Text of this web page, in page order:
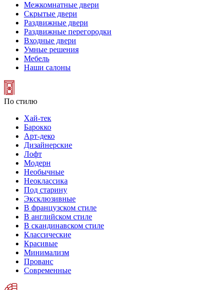
Межкомнатные двери
Скрытые двери
Раздвижные двери
Раздвижные перегородки
Входные двери
Умные решения
Мебель
Наши салоны
По стилю
Хай-тек
Барокко
Арт-деко
Дизайнерские
Лофт
Модерн
Необычные
Неоклассика
Под старину
Эксклюзивные
В французском стиле
В английском стиле
В скандинавском стиле
Классические
Красивые
Минимализм
Прованс
Современные